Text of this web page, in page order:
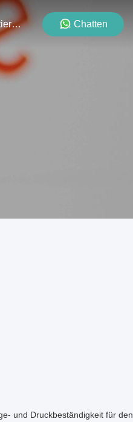
Kontaktieren Sie Uns Chatten
und Druckbeständigkeit für den